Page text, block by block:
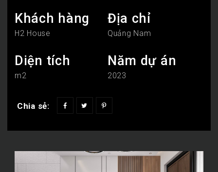
Khách hàng
H2 House
Địa chỉ
Quảng Nam
Diện tích
m2
Năm dự án
2023
Chia sẻ: